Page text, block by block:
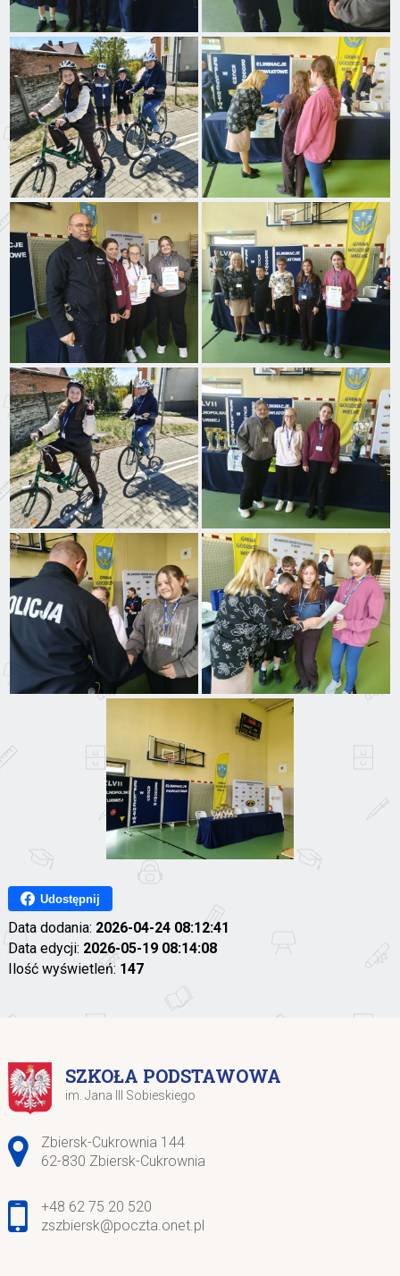
Udostępnij
Data dodania: 2026-04-24 08:12:41
Data edycji: 2026-05-19 08:14:08
Ilość wyświetleń: 147
SZKOŁA PODSTAWOWA
im. Jana III Sobieskiego
Adres pocztowy:
Zbiersk-Cukrownia 144
62-830 Zbiersk-Cukrownia
+48 62 75 20 520
zszbiersk@poczta.onet.pl